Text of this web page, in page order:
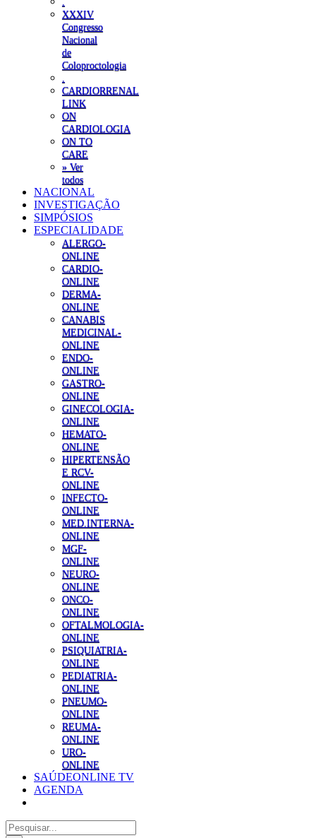
XXXIV
Congresso
Nacional
de
Coloproctologia
CARDIORRENAL
LINK
ON
CARDIOLOGIA
ON TO
CARE
» Ver
todos
NACIONAL
INVESTIGAÇÃO
SIMPÓSIOS
ESPECIALIDADE
ALERGO-
ONLINE
CARDIO-
ONLINE
DERMA-
ONLINE
CANABIS
MEDICINAL-
ONLINE
ENDO-
ONLINE
GASTRO-
ONLINE
GINECOLOGIA-
ONLINE
HEMATO-
ONLINE
HIPERTENSÃO
E RCV-
ONLINE
INFECTO-
ONLINE
MED.INTERNA-
ONLINE
MGF-
ONLINE
NEURO-
ONLINE
ONCO-
ONLINE
OFTALMOLOGIA-
ONLINE
PSIQUIATRIA-
ONLINE
PEDIATRIA-
ONLINE
PNEUMO-
ONLINE
REUMA-
ONLINE
URO-
ONLINE
SAÚDEONLINE TV
AGENDA
Pesquisar